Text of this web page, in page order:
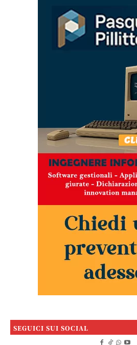
SEGUICI SUI SOCIAL